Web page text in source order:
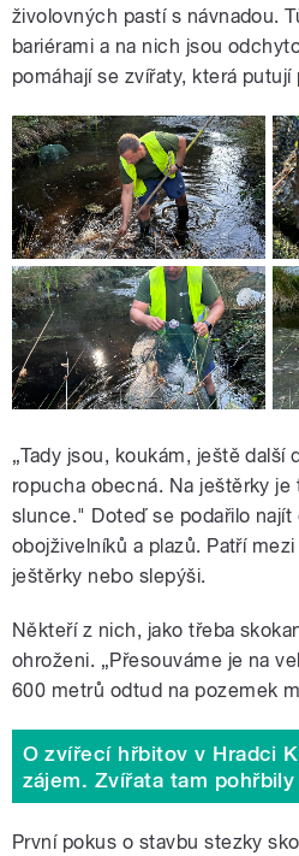
živolovných pastí s návnadou.
bariérami a na nich jsou
pomáhají se zvířaty, která putují
„Tady jsou, koukám, ještě další
ropucha obecná. Na ještěrky
slunce." Doteď se podařilo
obojživelníků a plazů. Patří
ještěrky nebo slepýši.
Někteří z nich, jako třeba
ohroženi. „Přesouváme je na
600 metrů odtud na pozemek
O zvířecí hřbitov v Hradci
zájem. Zvířata tam
První pokus o stavbu stezky